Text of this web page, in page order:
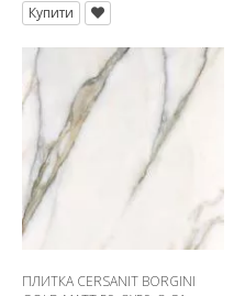
Купити
ПЛИТКА CERSANIT BORGINI